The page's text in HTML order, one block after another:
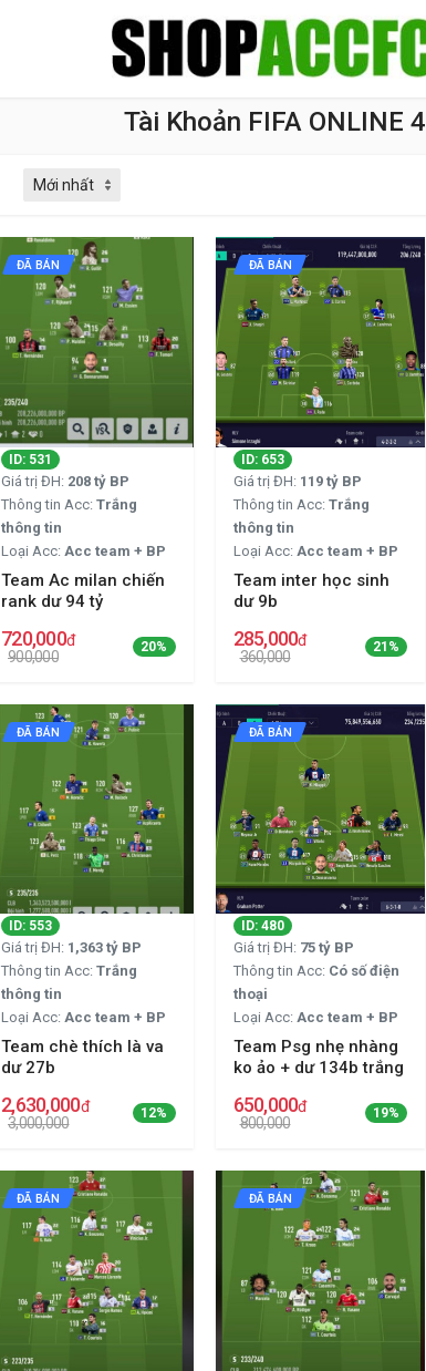
Tài Khoản FIFA ONLINE 4
ID: 531
Giá trị ĐH: 208 tỷ BP
Thông tin Acc: Trắng
thông tin
Loại Acc: Acc team + BP
ĐÃ BÁN
Team Ac milan chiến
rank dư 94 tỷ
720,000đ
900,000
20%
ID: 653
Giá trị ĐH: 119 tỷ BP
Thông tin Acc: Trắng
thông tin
Loại Acc: Acc team + BP
ĐÃ BÁN
Team inter học sinh
dư 9b
285,000đ
360,000
21%
ID: 553
Giá trị ĐH: 1,363 tỷ BP
Thông tin Acc: Trắng
thông tin
Loại Acc: Acc team + BP
ĐÃ BÁN
Team chè thích là va
dư 27b
2,630,000đ
3,000,000
12%
ID: 480
Giá trị ĐH: 75 tỷ BP
Thông tin Acc: Có số điện
thoại
Loại Acc: Acc team + BP
ĐÃ BÁN
Team Psg nhẹ nhàng
ko ảo + dư 134b trắng
650,000đ
800,000
19%
ĐÃ BÁN ĐÃ BÁN